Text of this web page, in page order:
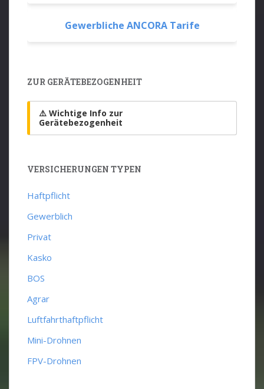
Gewerbliche ANCORA Tarife
ZUR GERÄTEBEZOGENHEIT
⚠️ Wichtige Info zur
Gerätebezogenheit
VERSICHERUNGEN TYPEN
Haftpflicht
Gewerblich
Privat
Kasko
BOS
Agrar
Luftfahrthaftpflicht
Mini-Drohnen
FPV-Drohnen